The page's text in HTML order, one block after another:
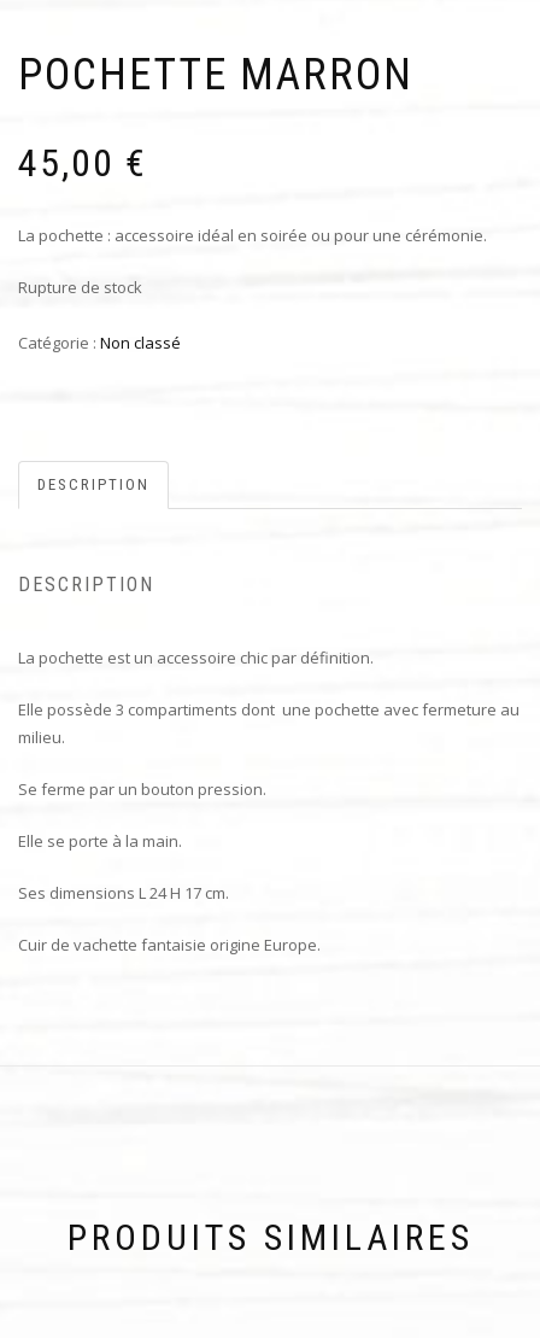
POCHETTE MARRON
45,00 €
La pochette : accessoire idéal en soirée ou pour une cérémonie.
Rupture de stock
Catégorie : Non classé
DESCRIPTION
DESCRIPTION
La pochette est un accessoire chic par définition.
Elle possède 3 compartiments dont une pochette avec fermeture au
milieu.
Se ferme par un bouton pression.
Elle se porte à la main.
Ses dimensions L 24 H 17 cm.
Cuir de vachette fantaisie origine Europe.
PRODUITS SIMILAIRES